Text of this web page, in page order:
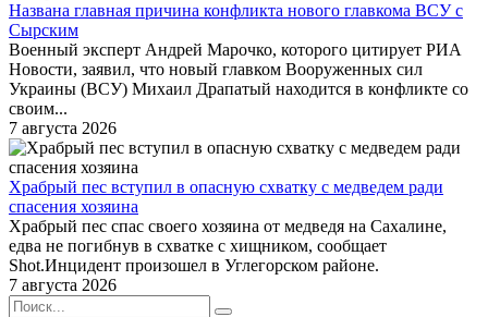
Названа главная причина конфликта нового главкома ВСУ с
Сырским
Военный эксперт Андрей Марочко, которого цитирует РИА
Новости, заявил, что новый главком Вооруженных сил
Украины (ВСУ) Михаил Драпатый находится в конфликте со
своим...
7 августа 2026
Храбрый пес вступил в опасную схватку с медведем ради
спасения хозяина
Храбрый пес спас своего хозяина от медведя на Сахалине,
едва не погибнув в схватке с хищником, сообщает
Shot.Инцидент произошел в Углегорском районе.
7 августа 2026